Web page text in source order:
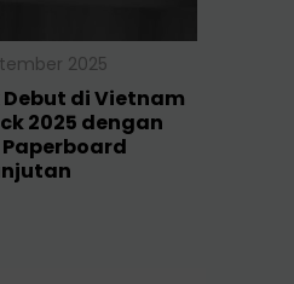
2025
Debut di Vietnam
2025 dengan